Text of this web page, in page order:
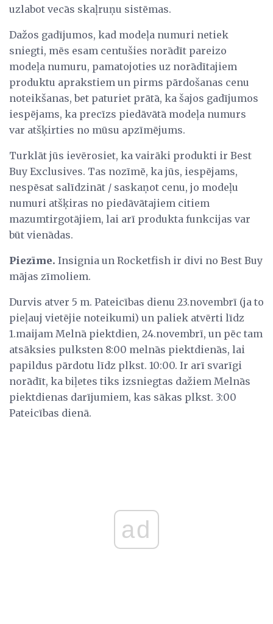
uzlabot vecās skaļruņu sistēmas.
Dažos gadījumos, kad modeļa numuri netiek
sniegti, mēs esam centušies norādīt pareizo
modeļa numuru, pamatojoties uz norādītajiem
produktu aprakstiem un pirms pārdošanas cenu
noteikšanas, bet paturiet prātā, ka šajos gadījumos
iespējams, ka precīzs piedāvātā modeļa numurs
var atšķirties no mūsu apzīmējums.
Turklāt jūs ievērosiet, ka vairāki produkti ir Best
Buy Exclusives. Tas nozīmē, ka jūs, iespējams,
nespēsat salīdzināt / saskaņot cenu, jo modeļu
numuri atšķiras no piedāvātajiem citiem
mazumtirgotājiem, lai arī produkta funkcijas var
būt vienādas.
Piezīme. Insignia un Rocketfish ir divi no Best Buy
mājas zīmoliem.
Durvis atver 5 m. Pateicības dienu 23.novembrī (ja to
pieļauj vietējie noteikumi) un paliek atvērti līdz
1.maijam Melnā piektdien, 24.novembrī, un pēc tam
atsāksies pulksten 8:00 melnās piektdienās, lai
papildus pārdotu līdz plkst. 10:00. Ir arī svarīgi
norādīt, ka biļetes tiks izsniegtas dažiem Melnās
piektdienas darījumiem, kas sākas plkst. 3:00
Pateicības dienā.
ad